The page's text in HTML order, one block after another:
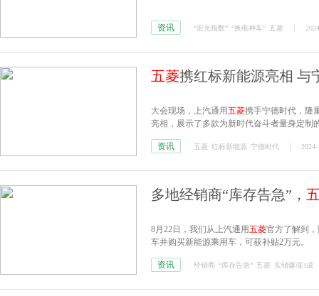
资讯 “宏光指数” “换电神车” 五菱
五菱携红标新能源亮相 与
大会现场，上汽通用五菱携手宁德时代，隆
亮相，展示了多款为新时代奋斗者量身定制
资讯 五菱 红标新能源 宁德时代
多地经销商“库存告急”，
8月22日，我们从上汽通用五菱官方了解到
车并购买新能源乘用车，可获补贴2万元。
资讯 经销商 “库存告急” 五菱 实销爆涨3成